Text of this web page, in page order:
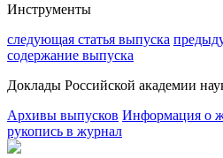
Инструменты
следующая статья выпуска
содержание выпуска
Доклады Российской академии
Архивы выпусков Информация о
рукопись в журнал